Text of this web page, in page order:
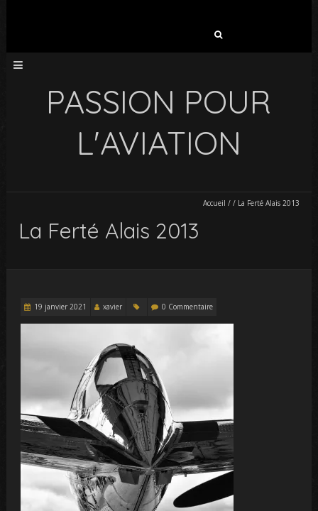
PASSION POUR
L'AVIATION
Accueil / / La Ferté Alais 2013
La Ferté Alais 2013
19 janvier 2021 xavier 0 Commentaire